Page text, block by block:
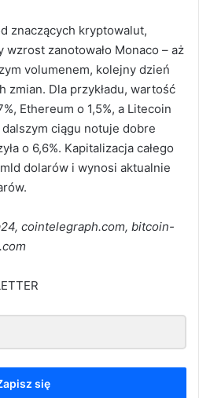
znaczących kryptowalut,
zanotowało Monaco – aż
volumenem, kolejny dzień
zmian. Dla przykładu, wartość
Ethereum o 1,5%, a Litecoin
ciągu notuje dobre
o 6,6%. Kapitalizacja całego
dolarów i wynosi aktualnie
cointelegraph.com, bitcoin-
się